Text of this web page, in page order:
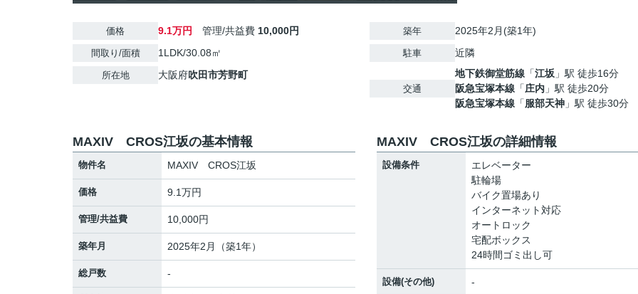
価格 9.1万円 管理/共益費 10,000円
間取り/面積 1LDK/30.08㎡
所在地 大阪府吹田市芳野町
築年 2025年2月(築1年)
駐車 近隣
交通
地下鉄御堂筋線 「江坂 」駅 徒歩16分
阪急宝塚本線 「庄内 」駅 徒歩20分
阪急宝塚本線 「服部天神 」駅 徒歩30分
MAXIV CROS江坂の基本情報
物件名 MAXIV CROS江坂
価格 9.1万円
管理/共益費 10,000円
築年月 2025年2月（築1年）
総戸数 -
MAXIV CROS江坂の詳細情報
設備条件
エレベーター
駐輪場
バイク置場あり
インターネット対応
オートロック
宅配ボックス
24時間ゴミ出し可
設備(その他) -